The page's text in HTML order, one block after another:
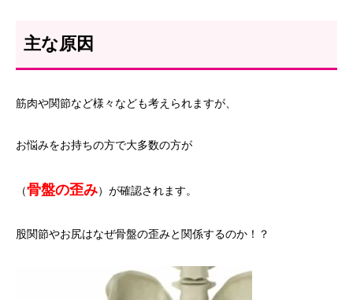
主な原因
筋肉や関節など様々なども考えられますが、
お悩みをお持ちの方で大多数の方が
（骨盤の歪み）が確認されます。
股関節やお尻はなぜ骨盤の歪みと関係するのか！？